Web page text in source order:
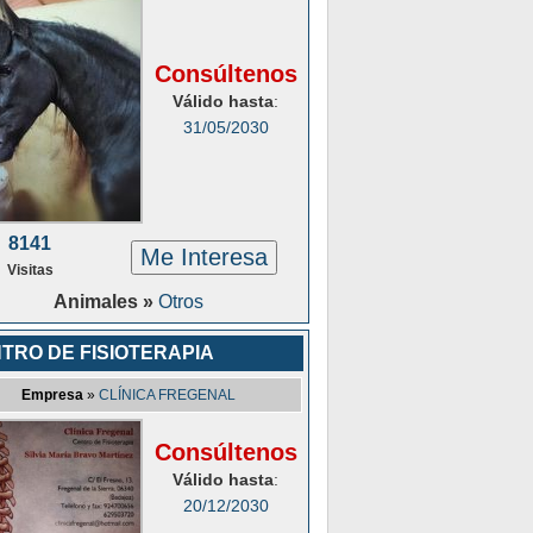
Consúltenos
Válido hasta:
31/05/2030
8141
Visitas Me Interesa
Animales » Otros
DE FISIOTERAPIA
Empresa » CLÍNICA FREGENAL
Consúltenos
Válido hasta:
20/12/2030